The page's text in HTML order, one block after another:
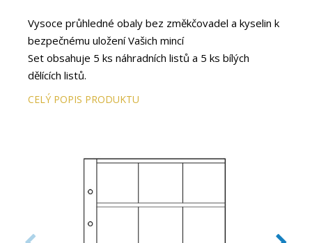
Vysoce průhledné obaly bez změkčovadel a kyselin k
bezpečnému uložení Vašich mincí
Set obsahuje 5 ks náhradních listů a 5 ks bílých
dělících listů.
Náhradní listy K50 pro alba na mince NUMIS.
CELÝ POPIS PRODUKTU